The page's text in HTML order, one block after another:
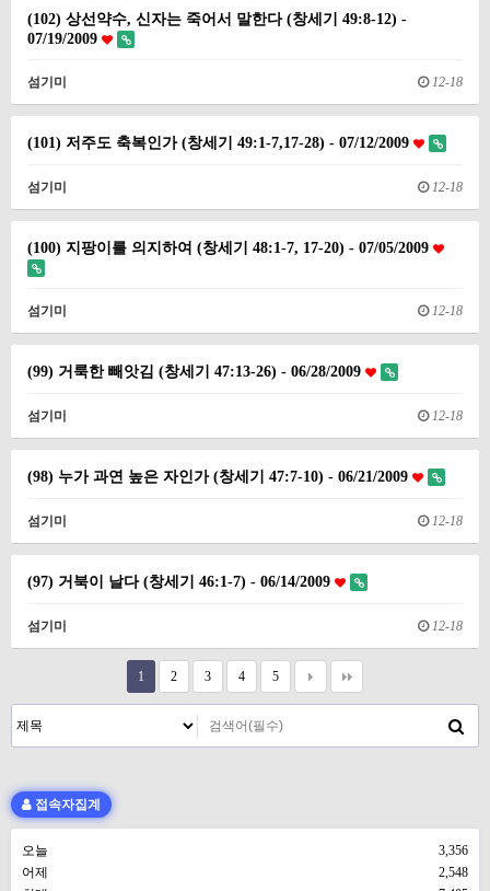
(102) 상선약수, 신자는 죽어서 말한다 (창세기 49:8-12) -
07/19/2009
섬기미 12-18
(101) 저주도 축복인가 (창세기 49:1-7,17-28) - 07/12/2009
섬기미 12-18
(100) 지팡이를 의지하여 (창세기 48:1-7, 17-20) - 07/05/2009
섬기미 12-18
(99) 거룩한 빼앗김 (창세기 47:13-26) - 06/28/2009
섬기미 12-18
(98) 누가 과연 높은 자인가 (창세기 47:7-10) - 06/21/2009
섬기미 12-18
(97) 거북이 날다 (창세기 46:1-7) - 06/14/2009
섬기미 12-18
1 2 3 4 5
접속자집계
오늘
3,356
어제
2,548